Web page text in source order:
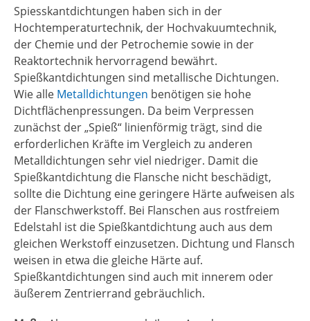
Spiesskantdichtungen haben sich in der
Hochtemperaturtechnik, der Hochvakuumtechnik,
der Chemie und der Petrochemie sowie in der
Reaktortechnik hervorragend bewährt.
Spießkantdichtungen sind metallische Dichtungen.
Wie alle Metalldichtungen benötigen sie hohe
Dichtflächenpressungen. Da beim Verpressen
zunächst der „Spieß“ linienförmig trägt, sind die
erforderlichen Kräfte im Vergleich zu anderen
Metalldichtungen sehr viel niedriger. Damit die
Spießkantdichtung die Flansche nicht beschädigt,
sollte die Dichtung eine geringere Härte aufweisen als
der Flanschwerkstoff. Bei Flanschen aus rostfreiem
Edelstahl ist die Spießkantdichtung auch aus dem
gleichen Werkstoff einzusetzen. Dichtung und Flansch
weisen in etwa die gleiche Härte auf.
Spießkantdichtungen sind auch mit innerem oder
äußerem Zentrierrand gebräuchlich.